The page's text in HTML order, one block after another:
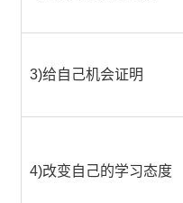
3)给自己机会证明
4)改变自己的学习态度